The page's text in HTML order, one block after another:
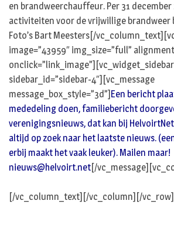
en brandweerchauffeur. Per 31 december
activiteiten voor de vrijwillige brandweer
Foto’s Bart Meesters[/
image=”43959″ img_size=”full”
onclick=”link_image”][vc_widget_sidebar
sidebar_id=”sidebar-4″][vc_message
message_box_style=”3d”] Een bericht
mededeling doen, familiebericht
verenigingsnieuws, dat kan bij
altijd op zoek naar het laatste nieuws.
erbij maakt het vaak leuker). Mailen maar!
nieuws@helvoirt.net[/
[/vc_column_text][/vc_column][/vc_row]